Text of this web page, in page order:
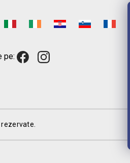
pe: